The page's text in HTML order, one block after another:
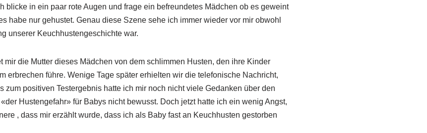
blicke in ein paar rote Augen und frage ein befreundetes Mädchen ob es geweint
habe nur gehustet. Genau diese Szene sehe ich immer wieder vor mir obwohl
unserer Keuchhustengeschichte war.
mir die Mutter dieses Mädchen von dem schlimmen Husten, den ihre Kinder
erbrechen führe. Wenige Tage später erhielten wir die telefonische Nachricht,
zum positiven Testergebnis hatte ich mir noch nicht viele Gedanken über den
Hustengefahr» für Babys nicht bewusst. Doch jetzt hatte ich ein wenig Angst,
, dass mir erzählt wurde, dass ich als Baby fast an Keuchhusten gestorben